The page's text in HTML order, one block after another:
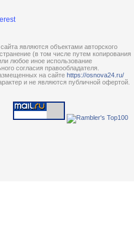
являются объектами авторского
(в том числе путем копирования
любое иное использование
согласия правообладателя.
на сайте https://osnova24.ru/
и не являются публичной офертой.